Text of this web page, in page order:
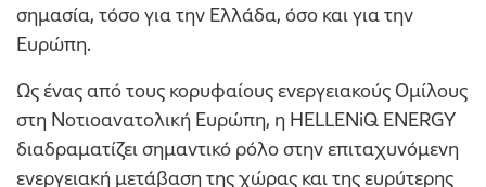
σημασία, τόσο για την Ελλάδα, όσο και για την
Ευρώπη.
Ως ένας από τους κορυφαίους ενεργειακούς Ομίλους
στη Νοτιοανατολική Ευρώπη, η HELLENiQ ENERGY
διαδραματίζει σημαντικό ρόλο στην επιταχυνόμενη
ενεργειακή μετάβαση της χώρας και της ευρύτερης